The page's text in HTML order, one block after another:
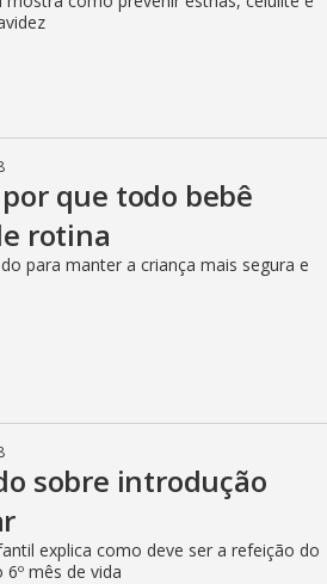
que todo bebê
rotina
para manter a criança mais segura e
sobre introdução
explica como deve ser a refeição do
mês de vida